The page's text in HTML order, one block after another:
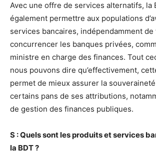
Avec une offre de services alternatifs, la
également permettre aux populations
services bancaires, indépendamment
concurrencer les banques privées,
ministre en charge des finances. Tout
nous pouvons dire qu’effectivement,
permet de mieux assurer la souveraineté
certains pans de ses attributions,
de gestion des finances publiques.
S : Quels sont les produits et services
la BDT ?